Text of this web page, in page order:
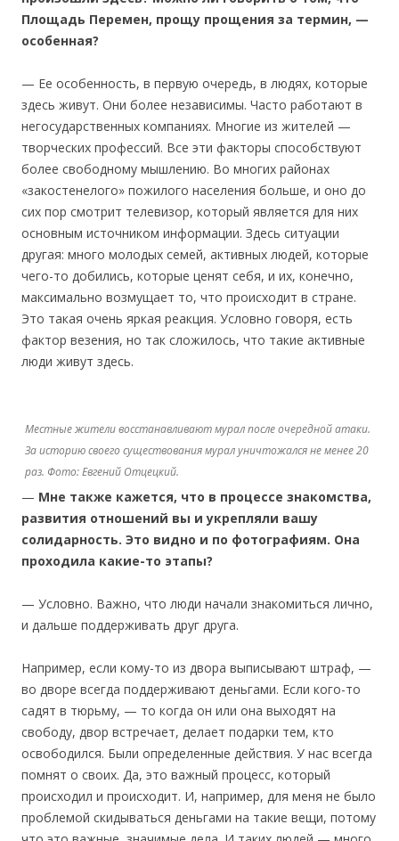
Площадь Перемен, прощу прощения за термин, —
особенная?
— Ее особенность, в первую очередь, в людях, которые
здесь живут. Они более независимы. Часто работают в
негосударственных компаниях. Многие из жителей —
творческих профессий. Все эти факторы способствуют
более свободному мышлению. Во многих районах
«закостенелого» пожилого населения больше, и оно до
сих пор смотрит телевизор, который является для них
основным источником информации. Здесь ситуации
другая: много молодых семей, активных людей, которые
чего-то добились, которые ценят себя, и их, конечно,
максимально возмущает то, что происходит в стране.
Это такая очень яркая реакция. Условно говоря, есть
фактор везения, но так сложилось, что такие активные
люди живут здесь.
Местные жители восстанавливают мурал после очередной атаки.
За историю своего существования мурал уничтожался не менее 20
раз. Фото: Евгений Отцецкий.
— Мне также кажется, что в процессе знакомства,
развития отношений вы и укрепляли вашу
солидарность. Это видно и по фотографиям. Она
проходила какие-то этапы?
— Условно. Важно, что люди начали знакомиться лично,
и дальше поддерживать друг друга.
Например, если кому-то из двора выписывают штраф, —
во дворе всегда поддерживают деньгами. Если кого-то
садят в тюрьму, — то когда он или она выходят на
свободу, двор встречает, делает подарки тем, кто
освободился. Были определенные действия. У нас всегда
помнят о своих. Да, это важный процесс, который
происходил и происходит. И, например, для меня не было
проблемой скидываться деньгами на такие вещи, потому